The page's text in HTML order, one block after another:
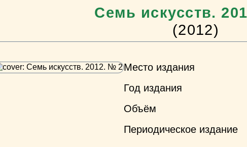
Семь искусств.
(2012)
Место издания
Год издания
Объём
Периодическое издание